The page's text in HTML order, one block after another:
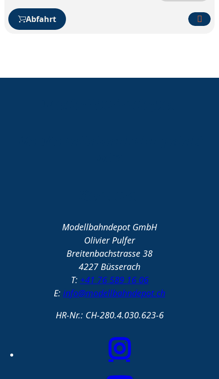
Abfahrt
Modellbahndepot GmbH
Olivier Pulfer
Breitenbachstrasse 38
4227 Büsserach
T: +41 76 589 16 06
E: info@modellbahndepot.ch
HR-Nr.: CH-280.4.030.623-6